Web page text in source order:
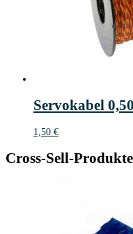
Servokabel
1,50 €
Cross-Sell-Produkte